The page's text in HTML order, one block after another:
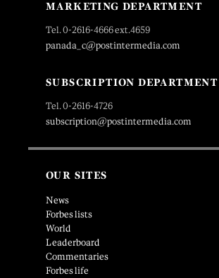
MARKETING DEPARTMENT
Tel. 0-2616-4666 ext.4659
panada_c@postintermedia.com
SUBSCRIPTION DEPARTMENT
Tel. 0-2616-4726
subscription@postintermedia.com
OUR SITES
News
Forbes lists
World
Leaderboard
Commentaries
Forbes life